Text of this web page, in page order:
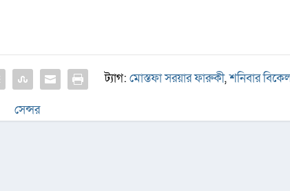
ট্যাগ:মোস্তফা সরয়ার ফারুকী,শনিবার
সেন্সর